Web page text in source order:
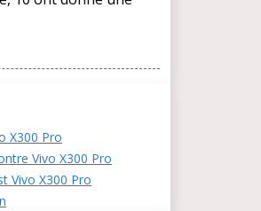
X300 Pro
Vivo X300 Pro
Vivo X300 Pro